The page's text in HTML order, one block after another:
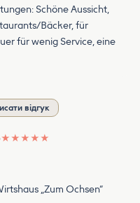
Schöne Aussicht,
Bäcker, für
für wenig Service, eine
відгук
★ ★ ★ ★ ★
„Zum Ochsen“